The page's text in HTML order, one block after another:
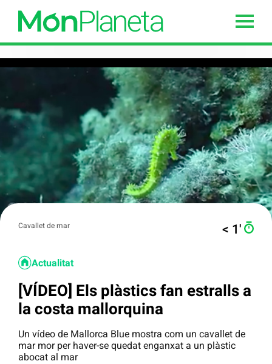
Cavallet de mar < 1′
Actualitat
[VÍDEO] Els plàstics fan estralls a
la costa mallorquina
Un vídeo de Mallorca Blue mostra com un cavallet de
mar mor per haver-se quedat enganxat a un plàstic
abocat al mar